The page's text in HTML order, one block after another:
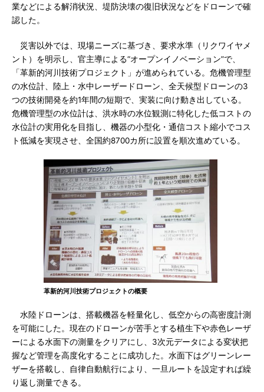
業などによる解消状況、堤防決壊の復旧状況などをドローンで確
認した。
災害以外では、現場ニーズに基づき、要求水準（リクワイヤメ
ント）を明示し、官主導による“オープンイノベーション”で、
「革新的河川技術プロジェクト」が進められている。危機管理型
の水位計、陸上・水中レーザードローン、全天候型ドローンの3
つの技術開発を約1年間の短期で、実装に向け動き出している。
危機管理型の水位計は、洪水時の水位観測に特化した低コストの
水位計の実用化を目指し、機器の小型化・通信コスト縮小でコス
ト低減を実現させ、全国約8700カ所に設置を順次進めている。
革新的河川技術プロジェクトの概要
水陸ドローンは、搭載機器を軽量化し、低空からの高密度計測
を可能にした。現在のドローンが苦手とする植生下や赤色レーザ
ーによる水面下の測量をクリアにし、3次元データによる変状把
握など管理を高度化することに成功した。水面下はグリーンレー
ザーを搭載し、自律自動航行により、一旦ルートを設定すれば繰
り返し測量できる。